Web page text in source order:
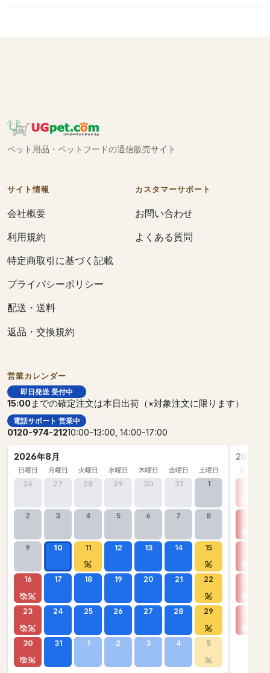
ペット用品・ペットフードの通信販売サイト
サイト情報
会社概要
利用規約
特定商取引に基づく記載
プライバシーポリシー
配送・送料
返品・交換規約
カスタマーサポート
お問い合わせ
よくある質問
営業カレンダー
即日発送 受付中
15:00までの確定注文は本日出荷（※対象注文に限ります）
電話サポート 営業中
0120-974-21210:00-13:00, 14:00-17:00
2026年8月
日曜日 月曜日 火曜日 水曜日 木曜日 金曜日 土曜日
26 27 28 29 30 31 1
2 3 4 5 6 7 8
9 10 11 12 13 14 15
16 17 18 19 20 21 22
23 24 25 26 27 28 29
30 31 1 2 3 4 5
2026年
日曜日